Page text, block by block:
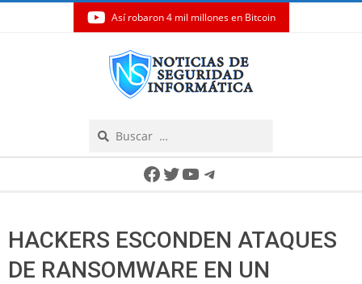
Así robaron 4 mil millones en Bitcoin
Facebook
Twitter
YouTube
Telegram
HACKERS ESCONDEN ATAQUES
DE RANSOMWARE EN UN